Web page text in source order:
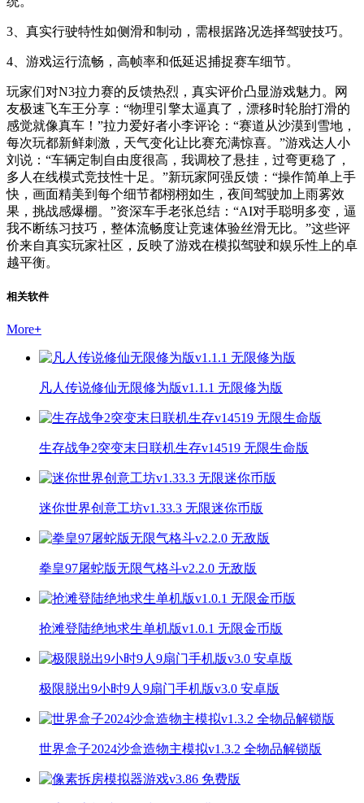
3、真实行驶特性如侧滑和制动，需根据路况选择驾驶技巧。
4、游戏运行流畅，高帧率和低延迟捕捉赛车细节。
玩家们对N3拉力赛的反馈热烈，真实评价凸显游戏魅力。网
友极速飞车王分享：“物理引擎太逼真了，漂移时轮胎打滑的
感觉就像真车！”拉力爱好者小李评论：“赛道从沙漠到雪地，
每次玩都新鲜刺激，天气变化让比赛充满惊喜。”游戏达人小
刘说：“车辆定制自由度很高，我调校了悬挂，过弯更稳了，
多人在线模式竞技性十足。”新玩家阿强反馈：“操作简单上手
快，画面精美到每个细节都栩栩如生，夜间驾驶加上雨雾效
果，挑战感爆棚。”资深车手老张总结：“AI对手聪明多变，逼
我不断练习技巧，整体流畅度让竞速体验丝滑无比。”这些评
价来自真实玩家社区，反映了游戏在模拟驾驶和娱乐性上的卓
越平衡。
相关软件
More+
凡人传说修仙无限修为版v1.1.1 无限修为版
生存战争2突变末日联机生存v14519 无限生命版
迷你世界创意工坊v1.33.3 无限迷你币版
拳皇97屠蛇版无限气格斗v2.2.0 无敌版
抢滩登陆绝地求生单机版v1.0.1 无限金币版
极限脱出9小时9人9扇门手机版v3.0 安卓版
世界盒子2024沙盒造物主模拟v1.3.2 全物品解锁版